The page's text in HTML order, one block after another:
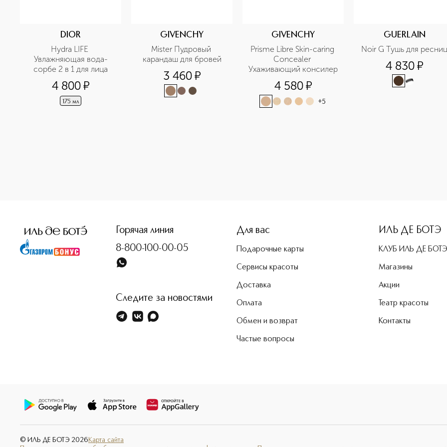
DIOR
Hydra LIFE
Увлажняющая вода-
сорбе 2 в 1 для лица
4 800¤
175 мл
GIVENCHY
Mister Пудровый
карандаш для бровей
3 460¤
GIVENCHY
Prisme Libre Skin-caring
Concealer
Ухаживающий консилер
4 580¤
+5
GUERLAIN
Noir G Тушь для ресниц
4 830¤
Горячая линия
8-800-100-00-05
Следите за новостями
Для вас
Подарочные карты
Сервисы красоты
Доставка
Оплата
Обмен и возврат
Частые вопросы
ИЛЬ ДЕ БОТЭ
КЛУБ ИЛЬ ДЕ БОТЭ
Магазины
Акции
Театр красоты
Контакты
© ИЛЬ ДЕ БОТЭ 2026 Карта сайта